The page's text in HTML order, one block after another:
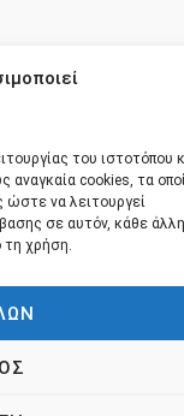
του ιστοτόπου
cookies, τα
ώστε να λειτουργεί
σε αυτόν, κάθε άλλη
τη χρήση.